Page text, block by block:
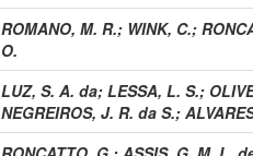
ROMANO, M. R.; WINK, C.;
O.
LUZ, S. A. da; LESSA, L. S.;
NEGREIROS, J. R. da S.;